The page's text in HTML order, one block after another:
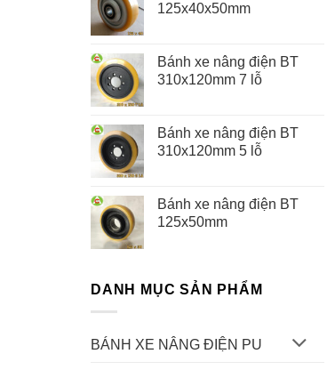
125x40x50mm
Bánh xe nâng điện BT
310x120mm 7 lỗ
Bánh xe nâng điện BT
310x120mm 5 lỗ
Bánh xe nâng điện BT
125x50mm
DANH MỤC SẢN PHẨM
BÁNH XE NÂNG ĐIỆN PU